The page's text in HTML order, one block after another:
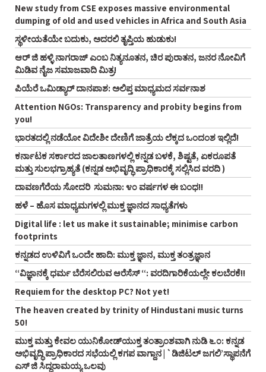
New study from CSE exposes massive environmental
dumping of old and used vehicles in Africa and South Asia
ಸ್ಥಳೀಯತೆಯೇ ಬದುಕು, ಅದರಲಿ ತೃಪ್ತಿಯ ಹುಡುಕು!
ಆರ್‌ ಜಿ ಹಳ್ಳಿ ನಾಗರಾಜ್‌ ಎಂಬ ನಿತ್ಯನೂತನ, ಚಿರ ಪುರಾತನ, ಜನರ ನೋವಿಗೆ
ಮಿಡಿವ ನೈಜ ಸಮಾಜವಾದಿ ಮಿತ್ರ!
ಪಿಯೆರೆ ಒಮಿಡ್ಯಾರ್ ದಾನಪಾಶ: ಅಲಿಪ್ತ ಮಾಧ್ಯಮದ ಸರ್ವನಾಶ
Attention NGOs: Transparency and probity begins from
you!
ಭಾರತದಲ್ಲಿ ನಡೆಯೋ ವಿದೇಶೀ ದೇಣಿಗೆ ಜಾತ್ರೆಯ ಲೆಕ್ಕದ ಒಂದಂಶ ಇಲ್ಲಿದೆ!
ಕರ್ನಾಟಕ ಸರ್ಕಾರದ ಜಾಲತಾಣಗಳಲ್ಲಿ ಕನ್ನಡ ಬಳಕೆ, ಶಿಷ್ಟತೆ, ಏಕರೂಪತೆ
ಮತ್ತು ಸುಲಭಗ್ರಾಹ್ಯತೆ (ಕನ್ನಡ ಅಭಿವೃದ್ಧಿ ಪ್ರಾಧಿಕಾರಕ್ಕೆ ಸಲ್ಲಿಸಿದ ವರದಿ )
ದಾವಣಗೆರೆಯ ಸೋದರಿ ಸುಮನಾ: ೪೦ ವರ್ಷಗಳ ಈ ಬಂಧ!!
ಹಳೆ – ಹೊಸ ಮಾಧ್ಯಮಗಳಲ್ಲಿ ಮುಕ್ತ ಜ್ಞಾನದ ಸಾಧ್ಯತೆಗಳು
Digital life : let us make it sustainable; minimise carbon
footprints
ಕನ್ನಡದ ಉಳಿವಿಗೆ ಒಂದೇ ಹಾದಿ: ಮುಕ್ತ ಜ್ಞಾನ, ಮುಕ್ತ ತಂತ್ರಜ್ಞಾನ
“ವಿಜ್ಞಾನಕ್ಕೆ ಧರ್ಮ ಬೆರೆಸಲಿರುವ ಆರೆಸೆಸ್‌ “: ವರದಿಗಾರಿಕೆಯಲ್ಲೇ ಕಲಬೆರಕೆ!!
Requiem for the desktop PC? Not yet!
The heaven created by trinity of Hindustani music turns
50!
ಮುಕ್ತ ಮತ್ತು ಕೇವಲ ಯುನಿಕೋಡ್‌ಯುಕ್ತ ತಂತ್ರಾಂಶವಾಗಿ ನುಡಿ ೬.೦: ಕನ್ನಡ
ಅಭಿವೃದ್ಧಿ ಪ್ರಾಧಿಕಾರದ ಸಭೆಯಲ್ಲಿ ಕಗಪ ವಾಗ್ದಾನ | `ಡಿಜಿಟಲ್‌ ಜಗಲಿ’ಸ್ಥಾಪನೆಗೆ
ಎಸ್‌ ಜಿ ಸಿದ್ಧರಾಮಯ್ಯ ಒಲವು